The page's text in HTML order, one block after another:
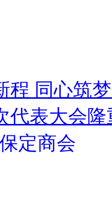
程 同心筑
代表大会